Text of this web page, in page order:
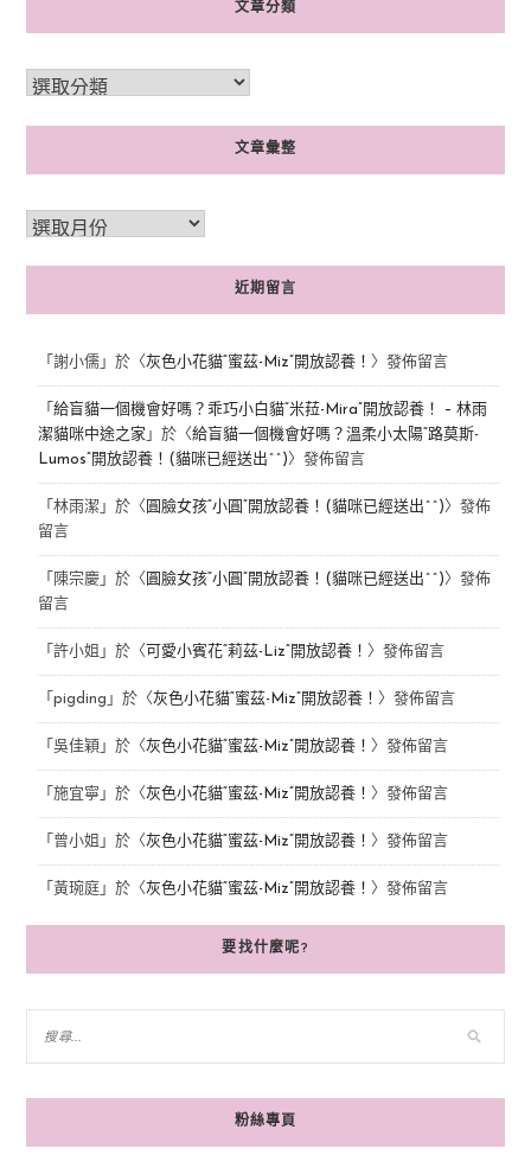
文章分類
文章彙整
近期留言
「 謝小儒」於〈灰色小花貓“蜜茲-Miz”開放認養！ 〉發佈留言
「 給盲貓一個機會好嗎？乖巧小白貓“米菈-Mira”開放認養！ – 林雨
潔貓咪中途之家 」於〈給盲貓一個機會好嗎？溫柔小太陽“路莫斯-
Lumos”開放認養！(貓咪已經送出^^)〉發佈留言
「 林雨潔 」於〈 圓臉女孩“小圓”開放認養！(貓咪已經送出^^)〉發佈
留言
「 陳宗慶」於〈 圓臉女孩“小圓”開放認養！(貓咪已經送出^^)〉發佈
留言
「 許小姐 」於〈 可愛小賓花“莉茲-Liz”開放認養！ 〉發佈留言
「 pigding 」於〈灰色小花貓“蜜茲-Miz”開放認養！ 〉發佈留言
「 吳佳穎 」於〈灰色小花貓“蜜茲-Miz”開放認養！ 〉發佈留言
「 施宜寧 」於〈灰色小花貓“蜜茲-Miz”開放認養！ 〉發佈留言
「 曾小姐 」於〈灰色小花貓“蜜茲-Miz”開放認養！ 〉發佈留言
「 黃琬庭」於〈灰色小花貓“蜜茲-Miz”開放認養！ 〉發佈留言
要找什麼呢?
粉絲專頁